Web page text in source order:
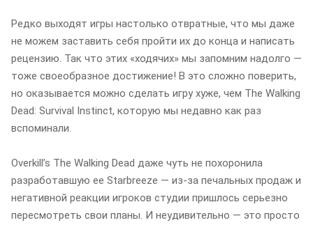
Редко выходят игры настолько отвратные, что мы даже
не можем заставить себя пройти их до конца и написать
рецензию. Так что этих «ходячих» мы запомним надолго —
тоже своеобразное достижение! В это сложно поверить,
но оказывается можно сделать игру хуже, чем The Walking
Dead: Survival Instinct, которую мы недавно как раз
вспоминали.
Overkillʼs The Walking Dead даже чуть не похоронила
разработавшую ее Starbreeze — из-за печальных продаж и
негативной реакции игроков студии пришлось серьезно
пересмотреть свои планы. И неудивительно — это просто